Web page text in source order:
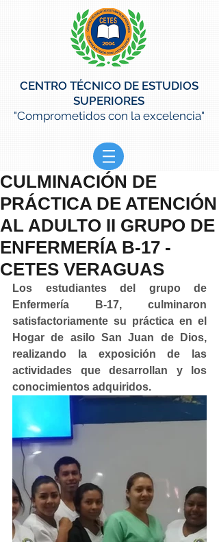
CENTRO TÉCNICO DE ESTUDIOS
SUPERIORES
"Comprometidos con la excelencia"
CULMINACIÓN DE
PRÁCTICA DE ATENCIÓN
AL ADULTO II GRUPO DE
ENFERMERÍA B-17 -
CETES VERAGUAS
Los estudiantes del grupo de
Enfermería B-17, culminaron
satisfactoriamente su práctica en el
Hogar de asilo San Juan de Dios,
realizando la exposición de las
actividades que desarrollan y los
conocimientos adquiridos.